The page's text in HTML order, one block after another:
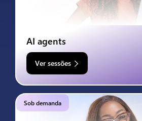
AI agents
Ver sessões
Sob demanda